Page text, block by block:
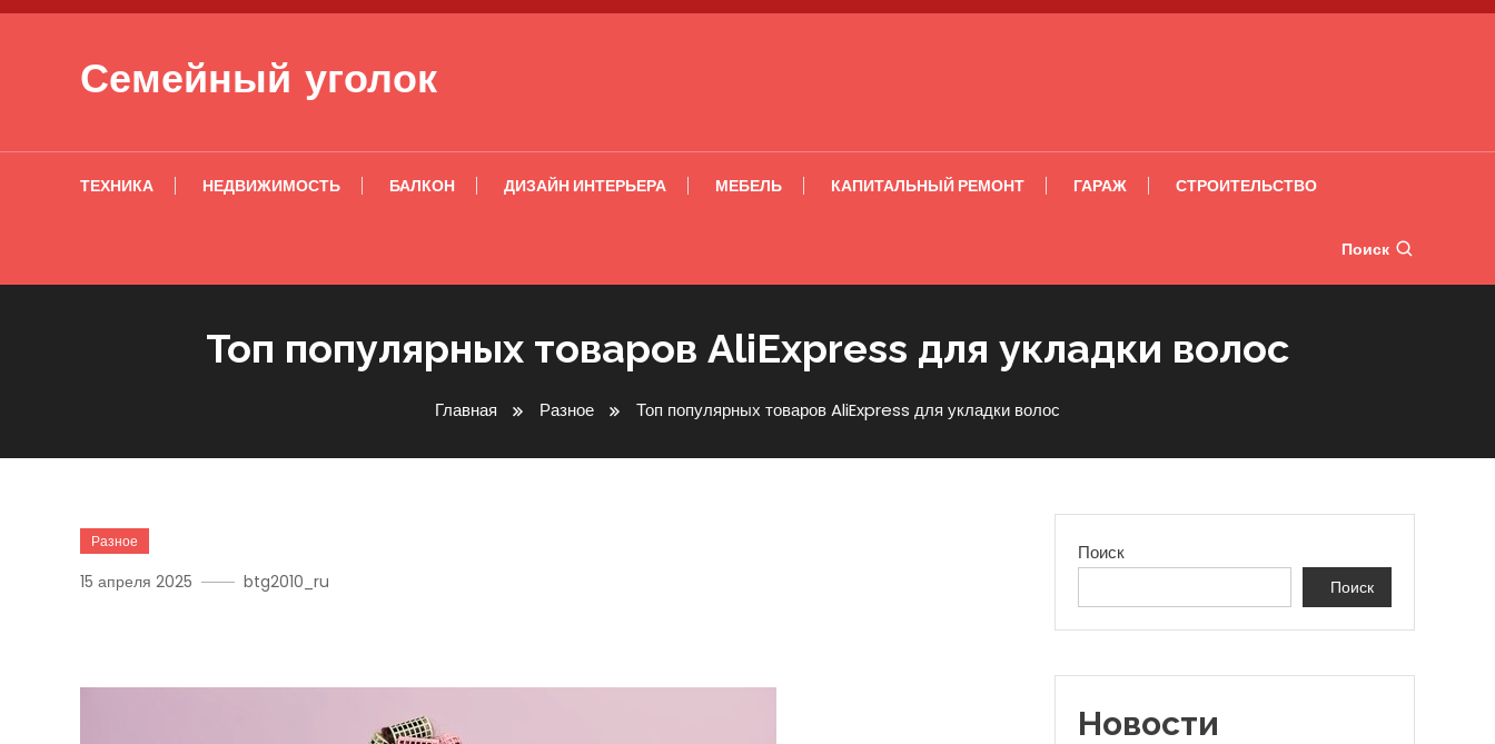
Перейти к содержимому
Семейный уголок
ТЕХНИКА НЕДВИЖИМОСТЬ БАЛКОН ДИЗАЙН ИНТЕРЬЕРА МЕБЕЛЬ КАПИТАЛЬНЫЙ РЕМОНТ ГАРАЖ СТРОИТЕЛЬСТВО
Поиск
Топ популярных товаров AliExpress для укладки волос
Главная Разное Топ популярных товаров AliExpress для укладки волос
Разное
15 апреля 2025 btg2010_ru
Поиск
Поиск
Новости